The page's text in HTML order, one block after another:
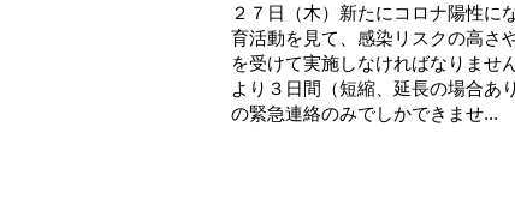
２７日（木）新たにコロナ陽性に
育活動を見て、感染リスクの高さ
を受けて実施しなければなりませ
より３日間（短縮、延長の場合あ
の緊急連絡のみでしかできませ...